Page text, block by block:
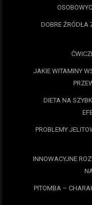
DOBRE ŹRÓDŁA
JAKIE WITAMINY
DIETA NA
PROBLEMY
INNOWACYJNE
PITOMBA –